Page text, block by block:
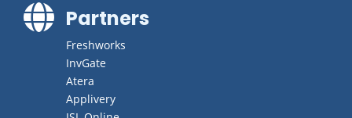
 Partners
Freshworks
InvGate
Atera
Applivery